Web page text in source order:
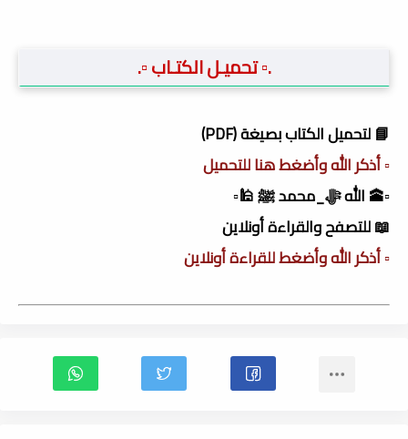
.▫️ تحميـل الكتـاب ▫️.
📘 لتحميل الكتاب بصيغة (PDF)
▫️ أذكر الله وأضغط هنا للتحميل
▫️🕋 الله ﷻ_محمد ﷺ 🕌▫️
📖 للتصفح والقراءة أونلاين
▫️ أذكر الله وأضغط للقراءة أونلاين